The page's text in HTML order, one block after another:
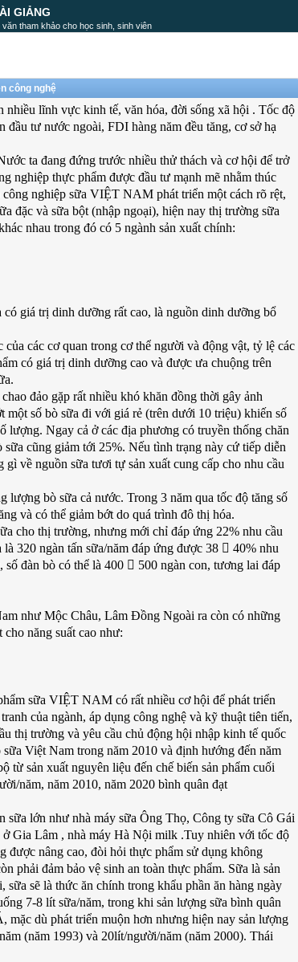
GIẢNG
tham khảo cho học sinh, sinh viên
công nghệ
nhiều lĩnh vực kinh tế, văn hóa, đời sống xã hội . Tốc độ
tư nước ngoài, FDI hàng năm đều tăng, cơ sở hạ
ta đang đứng trước nhiều thử thách và cơ hội để trở
nghiệp thực phẩm được đầu tư mạnh mẽ nhằm thúc
nghiệp sữa VIỆT NAM phát triển một cách rõ rệt,
đặc và sữa bột (nhập ngoại), hiện nay thị trường sữa
nhau trong đó có 5 ngành sản xuất chính:
giá trị dinh dưỡng rất cao, là nguồn dinh dưỡng bổ
các cơ quan trong cơ thể người và động vật, tỷ lệ các
có giá trị dinh dưỡng cao và được ưa chuộng trên
đảo gặp rất nhiều khó khăn đồng thời gây ảnh
số bò sữa đi với giá rẻ (trên dưới 10 triệu) khiến số
lượng. Ngay cả ở các địa phương có truyền thống chăn
cũng giảm tới 25%. Nếu tình trạng này cứ tiếp diễn
về nguồn sữa tươi tự sản xuất cung cấp cho nhu cầu
bò sữa cả nước. Trong 3 năm qua tốc độ tăng số
và có thể giảm bớt do quá trình đô thị hóa.
cho thị trường, nhưng mới chỉ đáp ứng 22% nhu cầu
320 ngàn tấn sữa/năm đáp ứng được 38  40% nhu
số đàn bò có thể là 400  500 ngàn con, tương lai đáp
như Mộc Châu, Lâm Đồng Ngoài ra còn có những
năng suất cao như:
sữa VIỆT NAM có rất nhiều cơ hội để phát triển
của ngành, áp dụng công nghệ và kỹ thuật tiên tiến,
thị trường và yêu cầu chủ động hội nhập kinh tế quốc
Việt Nam trong năm 2010 và định hướng đến năm
từ sản xuất nguyên liệu đến chế biến sản phẩm cuối
năm, năm 2010, năm 2020 bình quân đạt
sữa lớn như nhà máy sữa Ông Thọ, Công ty sữa Cô Gái
Gia Lâm , nhà máy Hà Nội milk .Tuy nhiên với tốc độ
được nâng cao, đòi hỏi thực phẩm sử dụng không
phải đảm bảo vệ sinh an toàn thực phẩm. Sữa là sản
sẽ là thức ăn chính trong khẩu phần ăn hàng ngày
7-8 lít sữa/năm, trong khi sản lượng sữa bình quân
dù phát triển muộn hơn nhưng hiện nay sản lượng
(năm 1993) và 20lít/người/năm (năm 2000). Thái